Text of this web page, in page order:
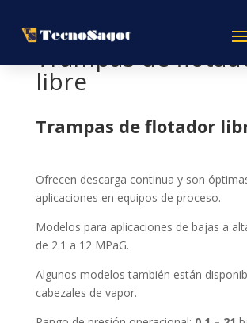
Trampas de
libre
Trampas de flotador
Ofrecen descarga continua y son
aplicaciones en equipos de proceso.
Modelos para aplicaciones de bajas a
de 2.1 a 12 MPaG.
Algunos modelos también están
cabezales de vapor.